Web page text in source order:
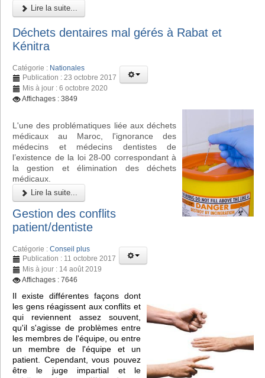
Lire la suite...
Déchets dentaires mal gérés à Rabat et
Kénitra
Catégorie : Nationales
Publication : 23 octobre 2017
Mis à jour : 6 octobre 2020
Affichages : 3849
L'une des problématiques liée aux déchets
médicaux au Maroc, l'ignorance des
médecins et médecins dentistes de
l’existence de la loi 28-00 correspondant à
la gestion et élimination des déchets
médicaux.
Lire la suite...
Gestion des conflits
patient/dentiste
Catégorie : Conseil plus
Publication : 11 octobre 2017
Mis à jour : 14 août 2019
Affichages : 7646
Il existe différentes façons dont
les gens réagissent aux conflits et
qui reviennent assez souvent,
qu'il s'agisse de problèmes entre
les membres de l'équipe, ou entre
un membre de l'équipe et un
patient. Cependant, vous pouvez
être le juge impartial et le